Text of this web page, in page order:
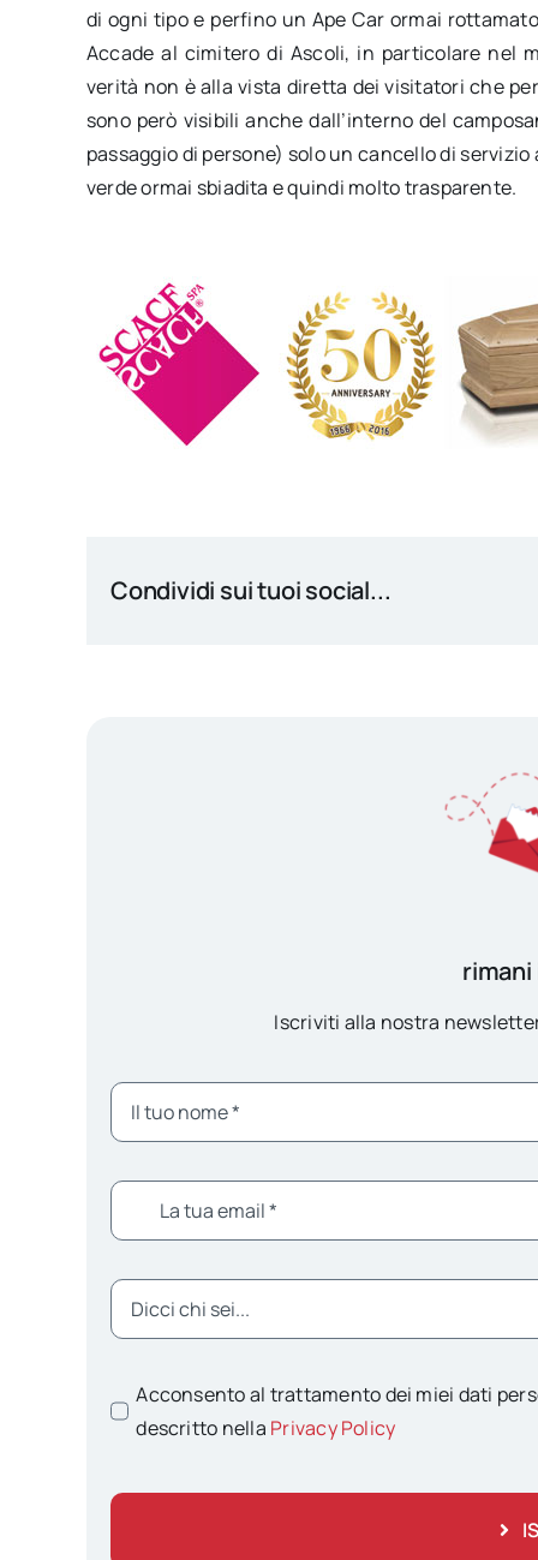
di ogni tipo e perfino un Ape Car ormai
Accade al cimitero di Ascoli, in particolare nel
verità non è alla vista diretta dei visitatori che
sono però visibili anche dall’interno del
passaggio di persone) solo un cancello di
verde ormai sbiadita e quindi molto trasparente.
Condividi sui tuoi social...
Iscriviti alla nostra
Acconsento al trattamento dei miei dati
descritto nella Privacy Policy